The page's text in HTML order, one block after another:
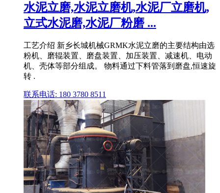
水泥立磨,水泥立磨机,水泥厂立磨机,
立式水泥磨,水泥厂粉磨 ...
工艺介绍 新乡长城机械GRMK水泥立磨的主要结构由选
粉机、磨辊装置、磨盘装置、加压装置、减速机、电动
机、壳体等部分组成。 物料通过下料管落到磨盘,恒速旋
转 .
联系电话: 180 3780 8511